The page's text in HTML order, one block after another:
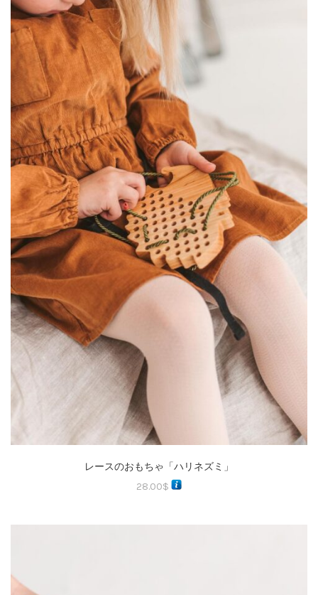
レースのおもちゃ「ハリネズミ」
28.00$